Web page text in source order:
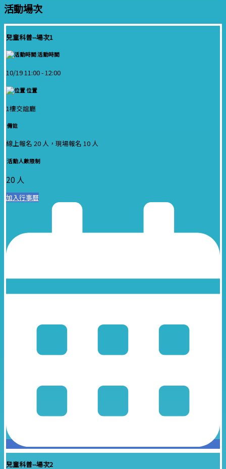
活動場次
兒童科普--場次1
活動時間
10/19 11:00 -12:00
位置
1樓交誼廳
備註
線上報名 20 人，現場報名 10 人
活動人數限制
20 人
加入行事曆
兒童科普--場次2